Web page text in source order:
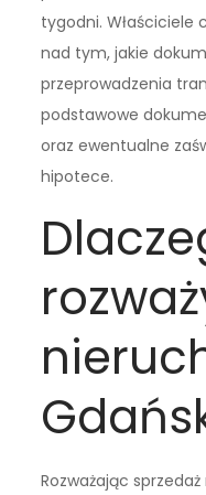
tygodni. Właściciele
nad tym, jakie
przeprowadzenia
podstawowe
oraz ewentualne
hipotece.
Rozważając